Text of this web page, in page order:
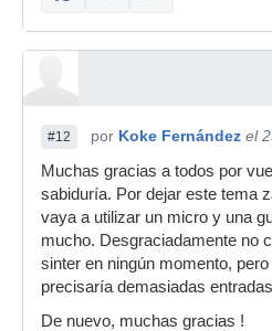
#12 por Koke Fernández el
Muchas gracias a todos por
sabiduría. Por dejar este tema
vaya a utilizar un micro y una
mucho. Desgraciadamente no
sinter en ningún momento,
precisaría demasiadas
De nuevo, muchas gracias !